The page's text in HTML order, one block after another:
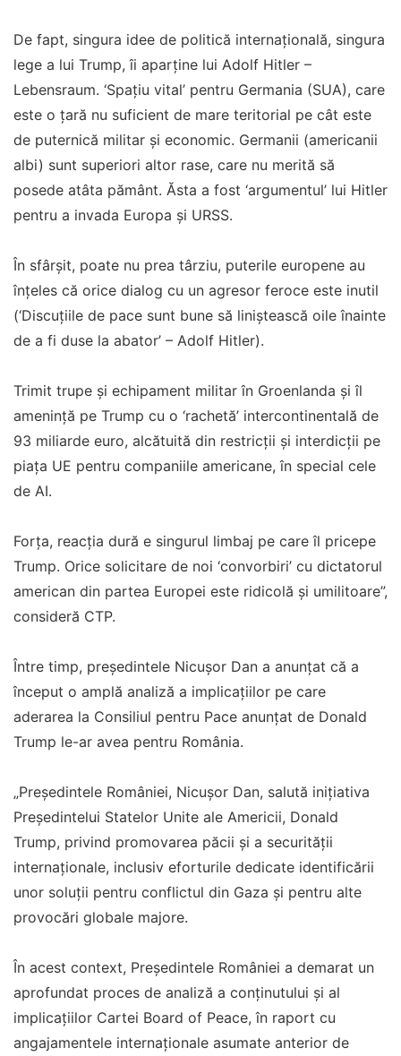
De fapt, singura idee de politică internațională, singura
lege a lui Trump, îi aparține lui Adolf Hitler –
Lebensraum. ‘Spațiu vital’ pentru Germania (SUA), care
este o țară nu suficient de mare teritorial pe cât este
de puternică militar și economic. Germanii (americanii
albi) sunt superiori altor rase, care nu merită să
posede atâta pământ. Ăsta a fost ‘argumentul’ lui Hitler
pentru a invada Europa și URSS.
În sfârșit, poate nu prea târziu, puterile europene au
înțeles că orice dialog cu un agresor feroce este inutil
(‘Discuțiile de pace sunt bune să liniștească oile înainte
de a fi duse la abator’ – Adolf Hitler).
Trimit trupe și echipament militar în Groenlanda și îl
amenință pe Trump cu o ‘rachetă’ intercontinentală de
93 miliarde euro, alcătuită din restricții și interdicții pe
piața UE pentru companiile americane, în special cele
de AI.
Forța, reacția dură e singurul limbaj pe care îl pricepe
Trump. Orice solicitare de noi ‘convorbiri’ cu dictatorul
american din partea Europei este ridicolă și umilitoare”,
consideră CTP.
Între timp, președintele Nicușor Dan a anunțat că a
început o amplă analiză a implicațiilor pe care
aderarea la Consiliul pentru Pace anunțat de Donald
Trump le-ar avea pentru România.
„Președintele României, Nicușor Dan, salută inițiativa
Președintelui Statelor Unite ale Americii, Donald
Trump, privind promovarea păcii și a securității
internaționale, inclusiv eforturile dedicate identificării
unor soluții pentru conflictul din Gaza și pentru alte
provocări globale majore.
În acest context, Președintele României a demarat un
aprofundat proces de analiză a conținutului și al
implicațiilor Cartei Board of Peace, în raport cu
angajamentele internaționale asumate anterior de